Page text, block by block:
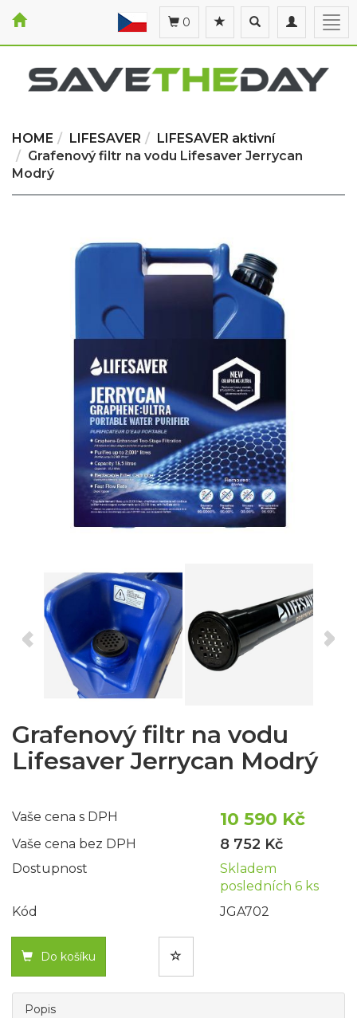
Toggle
navigation
Toggle
search
0
HOME LIFESAVER
LIFESAVER aktivní
Grafenový filtr na vodu Lifesaver Jerrycan
Modrý
Grafenový filtr na vodu
Lifesaver Jerrycan Modrý
Vaše cena s DPH 10 590 Kč
Vaše cena bez DPH 8 752 Kč
Dostupnost
Skladem
posledních 6 ks
Kód
JGA702
Do košíku
Popis